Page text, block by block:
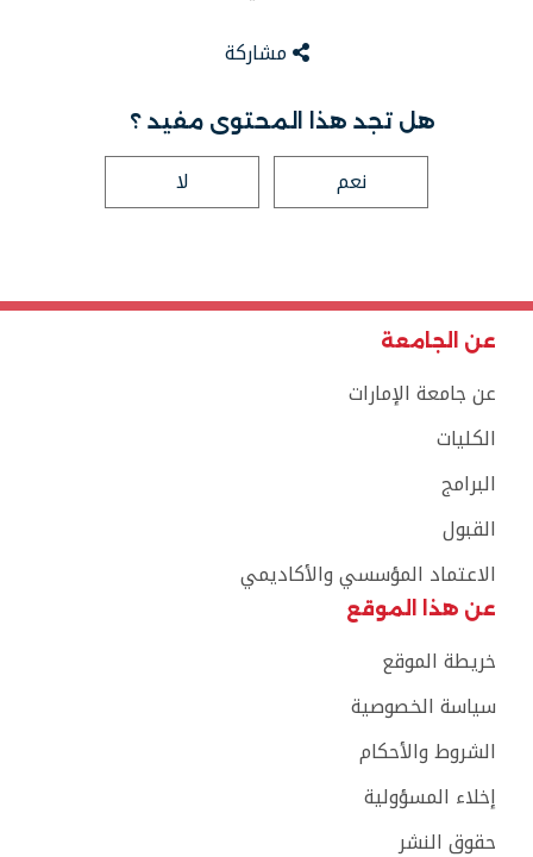
مشاركة
هل تجد هذا المحتوى مفيد ؟
نعم لا
عن الجامعة
عن جامعة الإمارات
الكليات
البرامج
القبول
الاعتماد المؤسسي والأكاديمي
عن هذا الموقع
خريطة الموقع
سياسة الخصوصية
الشروط والأحكام
إخلاء المسؤولية
حقوق النشر